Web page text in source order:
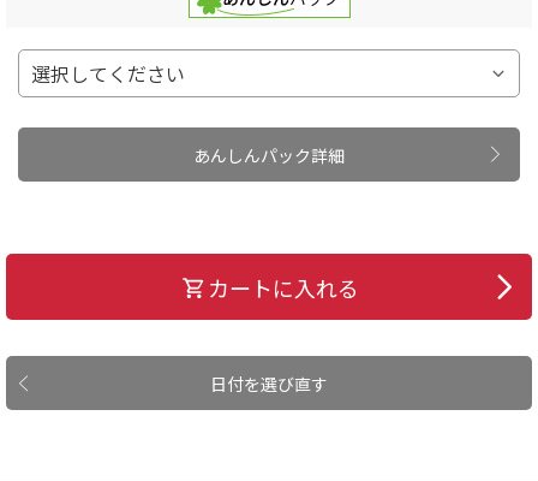
あんしんパック詳細
日付を選び直す
カートに入れる